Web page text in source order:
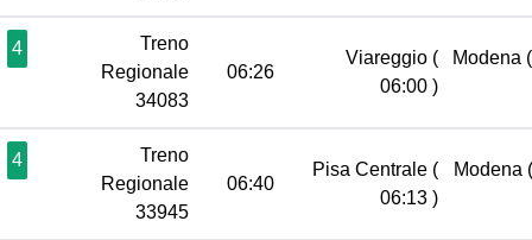
4
Treno
Regionale
34083
06:26
Viareggio (
06:00 )
Modena
4
Treno
Regionale
33945
06:40
Pisa Centrale (
06:13 )
Modena